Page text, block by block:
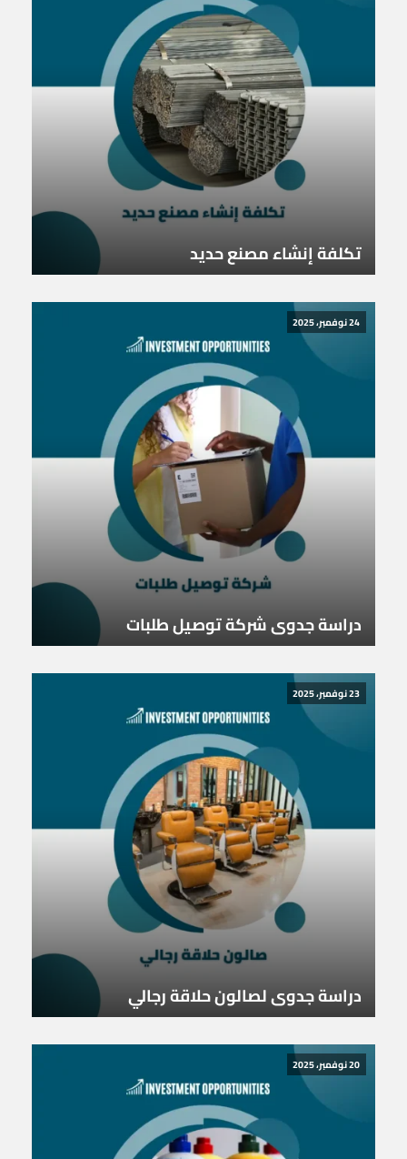
تكلفة إنشاء مصنع حديد
24 نوفمبر، 2025
دراسة جدوى شركة توصيل طلبات
23 نوفمبر، 2025
دراسة جدوى لصالون حلاقة رجالي
20 نوفمبر، 2025